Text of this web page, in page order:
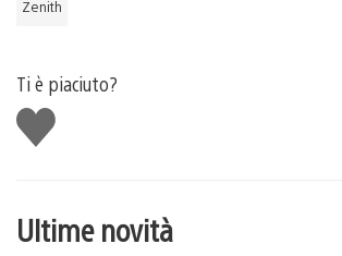
Zenith
Ti è piaciuto?
Mi
piace
Ultime novità